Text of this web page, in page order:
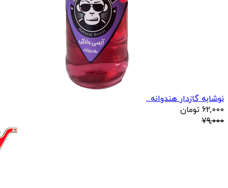
نوشابه گازدار هندوانه...
62,000 تومان
79,000